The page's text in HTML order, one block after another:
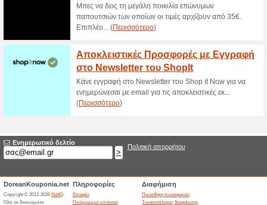
100% Λειτούργησε Ekptoseis
Sneaker10 ΟΛΕΣ οι
έκπτωση, Δες!
Δωρεάν
72% Λειτούργησε Ekptoseis